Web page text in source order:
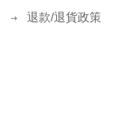
退款/退貨政策